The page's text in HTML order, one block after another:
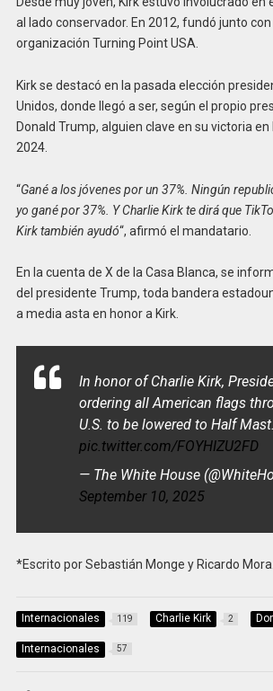
al lado conservador. En 2012, fundó junto
organización Turning Point USA.
Kirk se destacó en la pasada elección
Unidos, donde llegó a ser, según el propio
Donald Trump, alguien clave en su victoria
2024.
“Gané a los jóvenes por un 37%. Ningún
yo gané por 37%. Y Charlie Kirk te dirá que
Kirk también ayudó“, afirmó el mandatario.
En la cuenta de X de la Casa Blanca, se
del presidente Trump, toda bandera
a media asta en honor a Kirk.
In honor of Charlie Kirk,
ordering all American flags
U.S. to be lowered to Half Mast.
pic.twitter.com/FOYHIZU2FD
— The White House
September 10, 2025
*Escrito por Sebastián Monge y Ricardo Mora.
Internacionales 119 Charlie Kirk 2
Internacionales 57